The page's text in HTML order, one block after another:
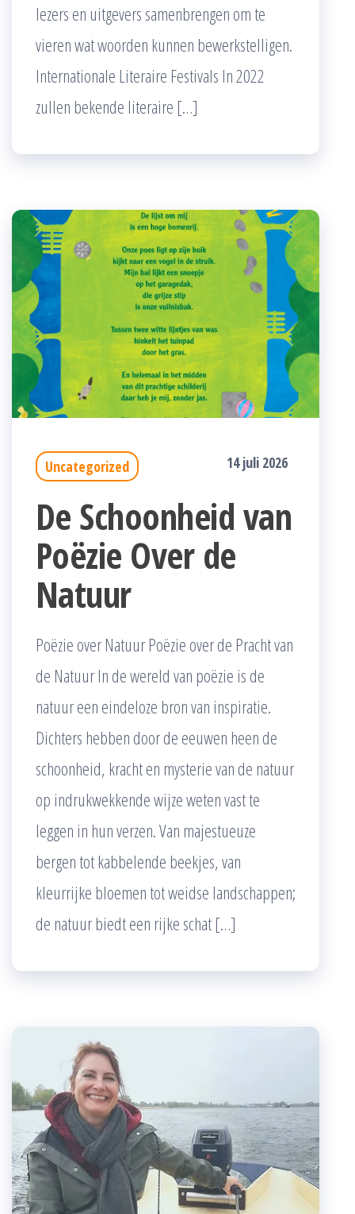
lezers en uitgevers samenbrengen om te
vieren wat woorden kunnen bewerkstelligen.
Internationale Literaire Festivals In 2022
zullen bekende literaire […]
Uncategorized 14 juli 2026
De Schoonheid van
Poëzie Over de
Natuur
Poëzie over Natuur Poëzie over de Pracht van
de Natuur In de wereld van poëzie is de
natuur een eindeloze bron van inspiratie.
Dichters hebben door de eeuwen heen de
schoonheid, kracht en mysterie van de natuur
op indrukwekkende wijze weten vast te
leggen in hun verzen. Van majestueuze
bergen tot kabbelende beekjes, van
kleurrijke bloemen tot weidse landschappen;
de natuur biedt een rijke schat […]